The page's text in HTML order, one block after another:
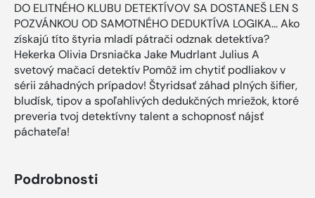
DO ELITNÉHO KLUBU DETEKTÍVOV SA DOSTANEŠ LEN S
POZVÁNKOU OD SAMOTNÉHO DEDUKTÍVA LOGIKA... Ako
získajú títo štyria mladí pátrači odznak detektíva?
Hekerka Olivia Drsniačka Jake Mudrlant Julius A
svetový mačací detektív Pomôž im chytiť podliakov v
sérii záhadných prípadov! Štyridsať záhad plných šifier,
bludísk, tipov a spoľahlivých dedukčných mriežok, ktoré
preveria tvoj detektívny talent a schopnosť nájsť
páchateľa!
Podrobnosti